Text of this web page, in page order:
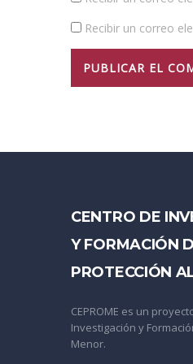
Recibir un correo
CENTRO DE
Y FORMACIÓN
PROTECCIÓN
CEPROME es un
Investigación y
Menor.